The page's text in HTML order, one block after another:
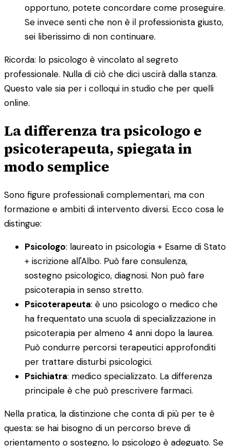
opportuno, potete concordare come proseguire.
Se invece senti che non è il professionista giusto,
sei liberissimo di non continuare.
Ricorda: lo psicologo è vincolato al segreto
professionale. Nulla di ciò che dici uscirà dalla stanza.
Questo vale sia per i colloqui in studio che per quelli
online.
La differenza tra psicologo e
psicoterapeuta, spiegata in
modo semplice
Sono figure professionali complementari, ma con
formazione e ambiti di intervento diversi. Ecco cosa le
distingue:
Psicologo: laureato in psicologia + Esame di Stato
+ iscrizione all'Albo. Può fare consulenza,
sostegno psicologico, diagnosi. Non può fare
psicoterapia in senso stretto.
Psicoterapeuta: è uno psicologo o medico che
ha frequentato una scuola di specializzazione in
psicoterapia per almeno 4 anni dopo la laurea.
Può condurre percorsi terapeutici approfonditi
per trattare disturbi psicologici.
Psichiatra: medico specializzato. La differenza
principale è che può prescrivere farmaci.
Nella pratica, la distinzione che conta di più per te è
questa: se hai bisogno di un percorso breve di
orientamento o sostegno, lo psicologo è adeguato. Se